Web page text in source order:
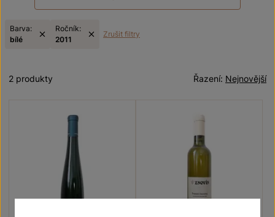
Barva:
bílé
Ročník:
2011
Zrušit filtry
Nejnovější
Řazení:
2 produkty